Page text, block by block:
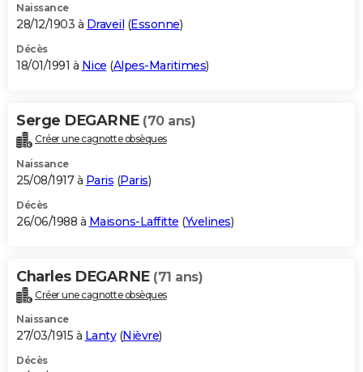
Naissance
28/12/1903 à Draveil (Essonne)
Décès
18/01/1991 à Nice (Alpes-Maritimes)
Serge DEGARNE (70 ans)
Créer une cagnotte obsèques
Naissance
25/08/1917 à Paris (Paris)
Décès
26/06/1988 à Maisons-Laffitte (Yvelines)
Charles DEGARNE (71 ans)
Créer une cagnotte obsèques
Naissance
27/03/1915 à Lanty(Nièvre)
Décès